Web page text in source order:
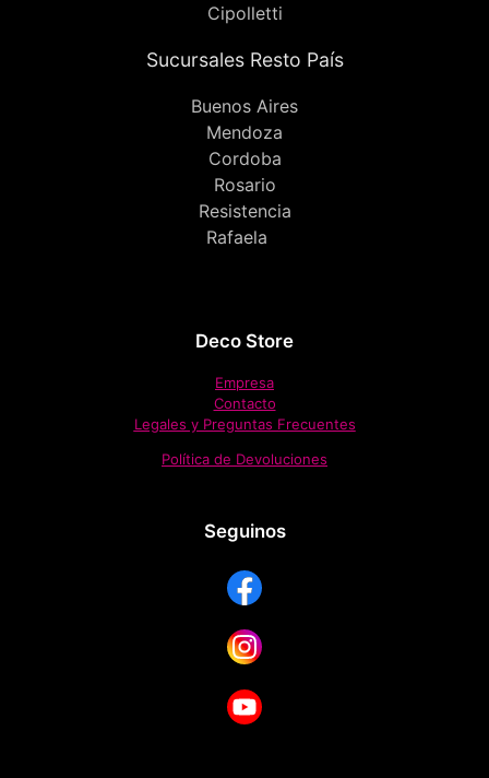
Cipolletti
Sucursales Resto País
Buenos Aires
Mendoza
Cordoba
Rosario
Resistencia
Rafaela
Deco Store
Empresa
Contacto
Legales y Preguntas Frecuentes
Política de Devoluciones
Seguinos